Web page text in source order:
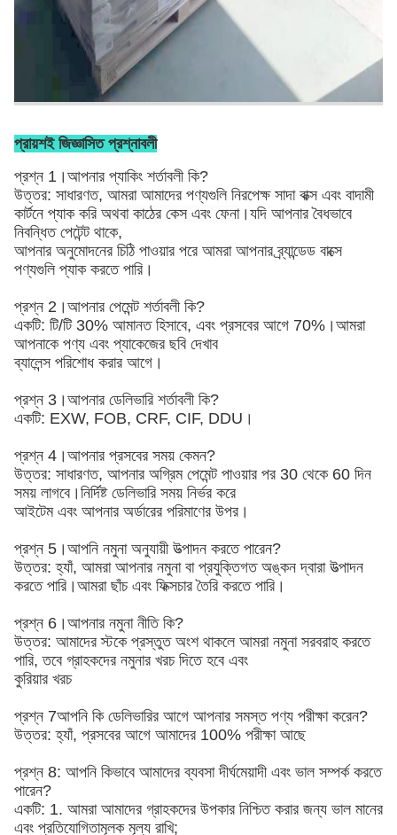
প্রায়শই জিজ্ঞাসিত প্রশ্নাবলী
প্রশ্ন 1।আপনার প্যাকিং শর্তাবলী কি?
উত্তর: সাধারণত, আমরা আমাদের পণ্যগুলি নিরপেক্ষ সাদা বাক্স এবং বাদামী
কার্টনে প্যাক করি অথবা কাঠের কেস এবং ফেনা।যদি আপনার বৈধভাবে
নিবন্ধিত পেটেন্ট থাকে,
আপনার অনুমোদনের চিঠি পাওয়ার পরে আমরা আপনার ব্র্যান্ডেড বাক্সে
পণ্যগুলি প্যাক করতে পারি।
প্রশ্ন 2।আপনার পেমেন্ট শর্তাবলী কি?
একটি: টি/টি 30% আমানত হিসাবে, এবং প্রসবের আগে 70%।আমরা
আপনাকে পণ্য এবং প্যাকেজের ছবি দেখাব
ব্যালেন্স পরিশোধ করার আগে।
প্রশ্ন 3।আপনার ডেলিভারি শর্তাবলী কি?
একটি: EXW, FOB, CRF, CIF, DDU।
প্রশ্ন 4।আপনার প্রসবের সময় কেমন?
উত্তর: সাধারণত, আপনার অগ্রিম পেমেন্ট পাওয়ার পর 30 থেকে 60 দিন
সময় লাগবে।নির্দিষ্ট ডেলিভারি সময় নির্ভর করে
আইটেম এবং আপনার অর্ডারের পরিমাণের উপর।
প্রশ্ন 5।আপনি নমুনা অনুযায়ী উত্পাদন করতে পারেন?
উত্তর: হ্যাঁ, আমরা আপনার নমুনা বা প্রযুক্তিগত অঙ্কন দ্বারা উত্পাদন
করতে পারি।আমরা ছাঁচ এবং ফিক্সচার তৈরি করতে পারি।
প্রশ্ন 6।আপনার নমুনা নীতি কি?
উত্তর: আমাদের স্টকে প্রস্তুত অংশ থাকলে আমরা নমুনা সরবরাহ করতে
পারি, তবে গ্রাহকদের নমুনার খরচ দিতে হবে এবং
কুরিয়ার খরচ
প্রশ্ন 7আপনি কি ডেলিভারির আগে আপনার সমস্ত পণ্য পরীক্ষা করেন?
উত্তর: হ্যাঁ, প্রসবের আগে আমাদের 100% পরীক্ষা আছে
প্রশ্ন 8: আপনি কিভাবে আমাদের ব্যবসা দীর্ঘমেয়াদী এবং ভাল সম্পর্ক করতে
পারেন?
একটি: 1. আমরা আমাদের গ্রাহকদের উপকার নিশ্চিত করার জন্য ভাল মানের
এবং প্রতিযোগিতামূলক মূল্য রাখি;